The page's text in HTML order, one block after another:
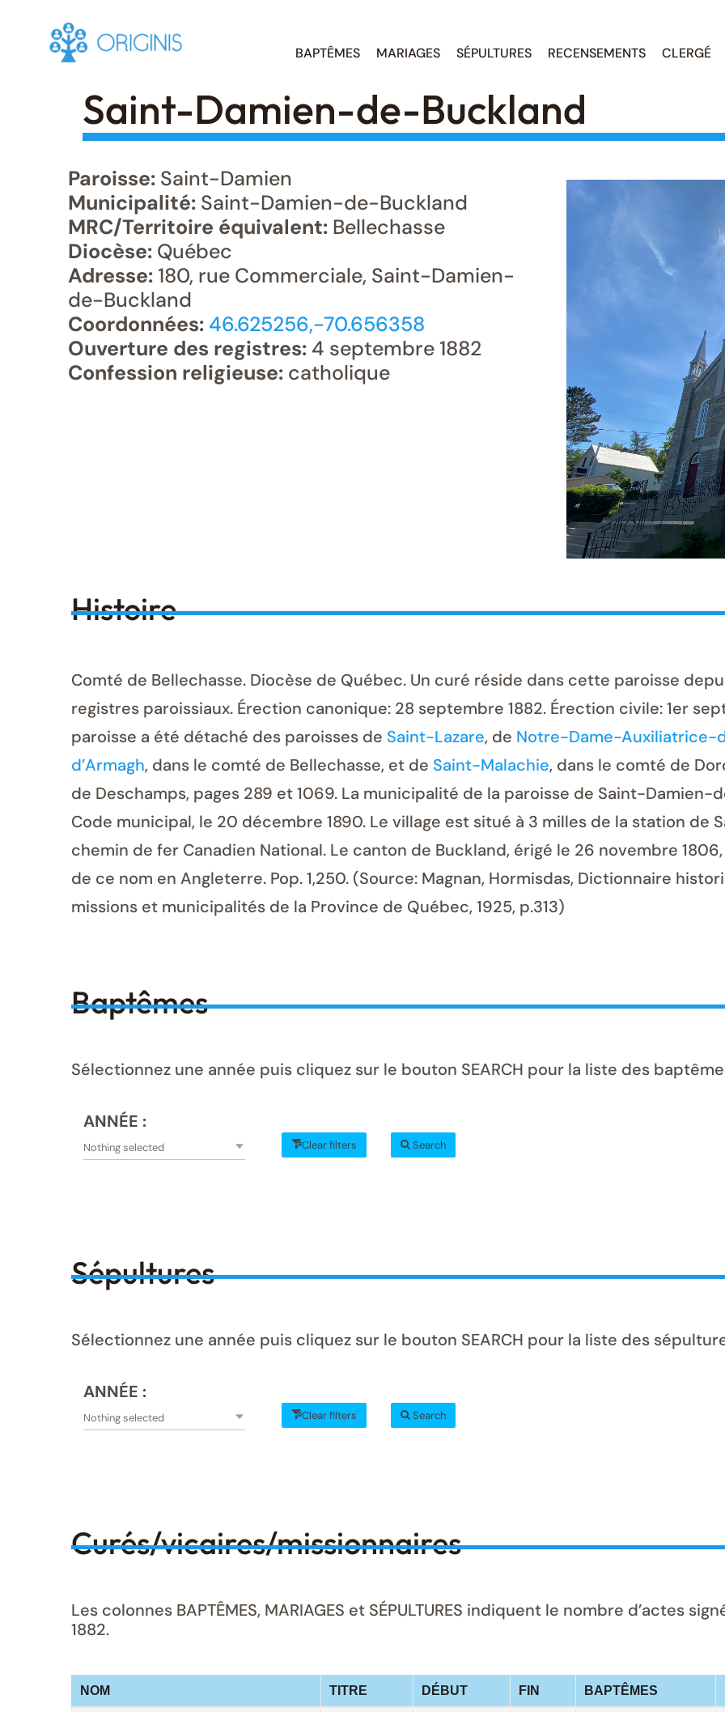
BAPTÊMES MARIAGES SÉPULTURES RECENSEMENTS CLERGÉ
Saint-Damien-de-Buckland
Paroisse: Saint-Damien
Municipalité: Saint-Damien-de-Buckland
MRC/Territoire équivalent: Bellechasse
Diocèse: Québec
Adresse:180, rue Commerciale, Saint-Damien-
de-Buckland
Coordonnées: 46.625256,-70.656358
Ouverture des registres: 4 septembre 1882
Confession religieuse: catholique
Histoire
Comté de Bellechasse. Diocèse de Québec. Un curé réside dans cette paroisse
registres paroissiaux. Érection canonique: 28 septembre 1882. Érection civile: 1er
paroisse a été détaché des paroisses de Saint-Lazare, de Notre-Dame-Auxiliatrice-
d’Armagh, dans le comté de Bellechasse, et de Saint-Malachie, dans le comté de
de Deschamps, pages 289 et 1069. La municipalité de la paroisse de Saint-
Code municipal, le 20 décembre 1890. Le village est situé à 3 milles de la station de
chemin de fer Canadien National. Le canton de Buckland, érigé le 26 novembre
de ce nom en Angleterre. Pop. 1,250. (Source: Magnan, Hormisdas, Dictionnaire
missions et municipalités de la Province de Québec, 1925, p.313)
Baptêmes
Sélectionnez une année puis cliquez sur le bouton SEARCH pour la liste des
ANNÉE :
Nothing selected Clear filters Search
Sépultures
Sélectionnez une année puis cliquez sur le bouton SEARCH pour la liste des
ANNÉE :
Nothing selected Clear filters Search
Curés/vicaires/missionnaires
Les colonnes BAPTÊMES, MARIAGES et SÉPULTURES indiquent le nombre d’actes
1882.
NOM TITRE DÉBUT FIN BAPTÊMES